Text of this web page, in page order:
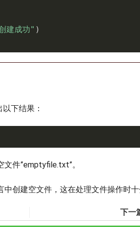
建成功" )
下结果：
件”emptyfile.txt”。
中创建空文件，这在处理文件操作时
下一